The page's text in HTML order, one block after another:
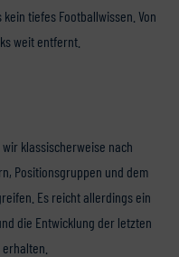
tiefes Footballwissen. Von
weit entfernt.
klassischerweise nach
Positionsgruppen und dem
Es reicht allerdings ein
die Entwicklung der letzten